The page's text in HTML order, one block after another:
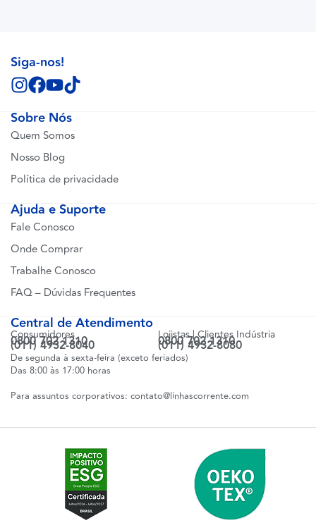
Sobre Nós
Quem Somos
Nosso Blog
Política de privacidade
Ajuda e Suporte
Fale Conosco
Onde Comprar
Trabalhe Conosco
FAQ – Dúvidas Frequentes
Central de Atendimento
Consumidores
0800 702 1310
(011) 4932-8040
Lojistas | Clientes Indústria
0800 702 1310
(011) 4932-8080
De segunda à sexta-feira (exceto feriados)
Das 8:00 às 17:00 horas
Para assuntos corporativos: contato@linhascorrente.com
Siga-nos!